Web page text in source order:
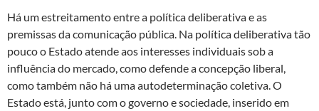
Há um estreitamento entre a política deliberativa e as
premissas da comunicação pública. Na política deliberativa tão
pouco o Estado atende aos interesses individuais sob a
influência do mercado, como defende a concepção liberal,
como também não há uma autodeterminação coletiva. O
Estado está, junto com o governo e sociedade, inserido em